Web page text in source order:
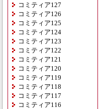
コミティア127
コミティア126
コミティア125
コミティア124
コミティア123
コミティア122
コミティア121
コミティア120
コミティア119
コミティア118
コミティア117
コミティア116